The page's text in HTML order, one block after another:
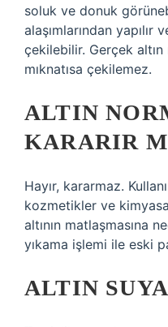
soluk ve donuk
alaşımlarından yapılır
çekilebilir. Gerçek
mıknatısa çekilemez.
ALTIN
KARARIR
Hayır, kararmaz.
kozmetikler ve
altının matlaşmasına
yıkama işlemi ile eski
ALTIN